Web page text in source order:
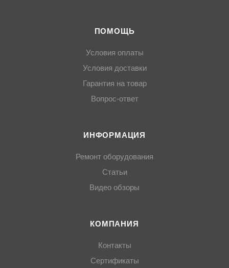
ПОМОЩЬ
Условия оплаты
Условия доставки
Гарантия на товар
Вопрос-ответ
ИНФОРМАЦИЯ
Ремонт оборудования
Статьи
Видео обзоры
КОМПАНИЯ
Контакты
Сертификаты